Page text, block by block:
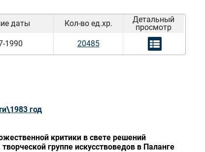
даты Кол-во ед.хр.
Детальный
просмотр
1990 20485
год
критики в свете решений
группе искусствоведов в Паланге